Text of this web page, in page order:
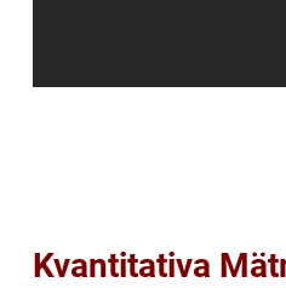
Kvantitativa